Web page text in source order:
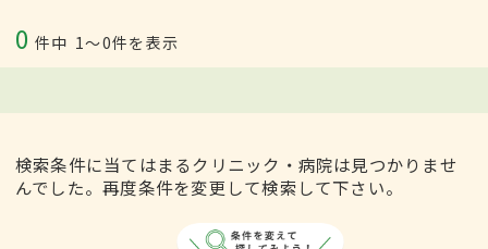
0 件中 1〜0件を表示
検索条件に当てはまるクリニック・病院は見つかりませ
んでした。再度条件を変更して検索して下さい。